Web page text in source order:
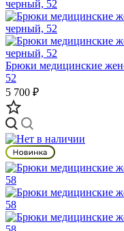
Брюки медицинские
52
5 700 ₽